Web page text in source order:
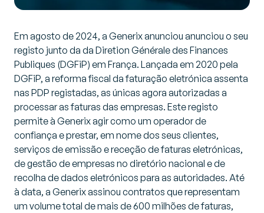
Em agosto de 2024, a Generix anunciou anunciou o seu
registo junto da da Diretion Générale des Finances
Publiques (DGFiP) em França. Lançada em 2020 pela
DGFiP, a reforma fiscal da faturação eletrónica assenta
nas PDP registadas, as únicas agora autorizadas a
processar as faturas das empresas. Este registo
permite à Generix agir como um operador de
confiança e prestar, em nome dos seus clientes,
serviços de emissão e receção de faturas eletrónicas,
de gestão de empresas no diretório nacional e de
recolha de dados eletrónicos para as autoridades. Até
à data, a Generix assinou contratos que representam
um volume total de mais de 600 milhões de faturas,